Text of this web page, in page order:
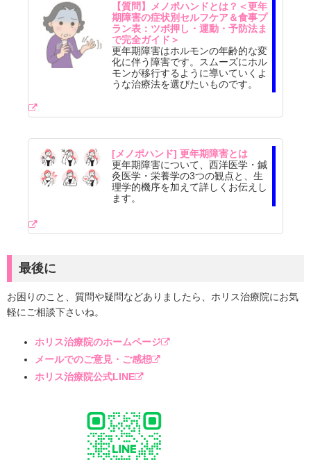
【質問】メノポハンドとは？＜更年
期障害の症状別セルフケア＆食事プ
ラン表：ツボ押し・運動・予防法ま
で完全ガイド＞
更年期障害はホルモンの年齢的な変
化に伴う障害です。スムーズにホル
モンが移行するように導いていくよ
うな治療法を選びたいものです。
[メノポハンド] 更年期障害とは
更年期障害について、西洋医学・鍼
灸医学・栄養学の3つの観点と、生
理学的機序を加えて詳しくお伝えし
ます。
最後に
お困りのこと、質問や疑問などありましたら、ホリス治療院にお気
軽にご相談下さいね。
ホリス治療院のホームページ
メールでのご意見・ご感想
ホリス治療院公式LINE